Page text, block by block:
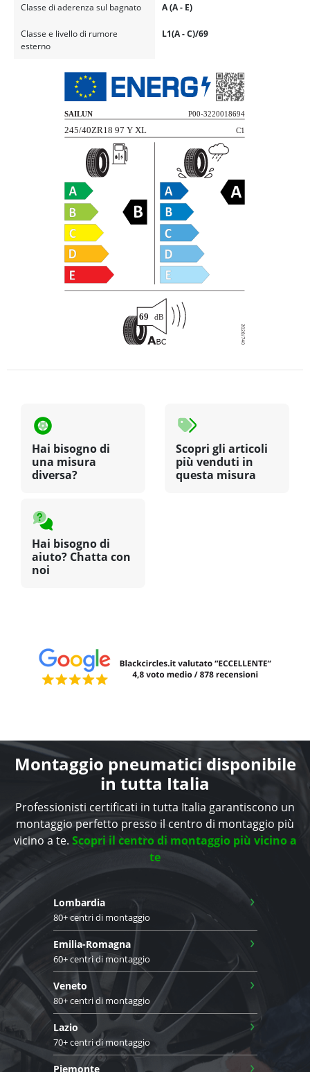
Classe di aderenza sul bagnato A (A - E)
Classe e livello di rumore
esterno
L1(A - C)/69
Hai bisogno di
una misura
diversa?
Scopri gli articoli
più venduti in
questa misura
Hai bisogno di
aiuto? Chatta con
noi
Montaggio pneumatici disponibile
in tutta Italia
Professionisti certificati in tutta Italia garantiscono un
montaggio perfetto presso il centro di montaggio più
vicino a te. Scopri il centro di montaggio più vicino a
te
Lombardia
80+ centri di montaggio
›
Emilia-Romagna
60+ centri di montaggio
›
Veneto
80+ centri di montaggio
›
Lazio
70+ centri di montaggio
›
Piemonte ›